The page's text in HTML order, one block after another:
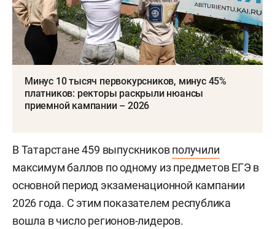
Минус 10 тысяч первокурсников, минус 45%
платников: ректоры раскрыли нюансы
приемной кампании – 2026
В Татарстане 459 выпускниковполучили
максимум баллов по одному из предметов ЕГЭ в
основной период экзаменационной кампании
2026 года. С этим показателем республика
вошла в число регионов-лидеров.